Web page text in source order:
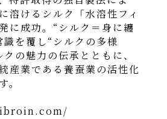
溶けるシルク「水溶性フィ
に成功。“シルク＝身に纏
識を覆し“シルクの多様
の魅力の伝承とともに、
産業である養蚕業の活性化
。